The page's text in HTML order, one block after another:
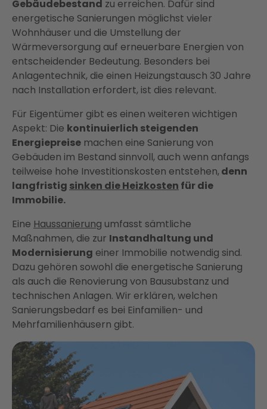
Gebäudebestand zu erreichen. Dafür sind
energetische Sanierungen möglichst vieler
Wohnhäuser und die Umstellung der
Wärmeversorgung auf erneuerbare Energien von
entscheidender Bedeutung. Besonders bei
Anlagentechnik, die einen Heizungstausch 30 Jahre
nach Installation erfordert, ist dies relevant.
Für Eigentümer gibt es einen weiteren wichtigen
Aspekt: Die kontinuierlich steigenden
Energiepreise machen eine Sanierung von
Gebäuden im Bestand sinnvoll, auch wenn anfangs
teilweise hohe Investitionskosten entstehen, denn
langfristig sinken die Heizkosten für die
Immobilie.
Eine Haussanierung umfasst sämtliche
Maßnahmen, die zur Instandhaltung und
Modernisierung einer Immobilie notwendig sind.
Dazu gehören sowohl die energetische Sanierung
als auch die Renovierung von Bausubstanz und
technischen Anlagen. Wir erklären, welchen
Sanierungsbedarf es bei Einfamilien- und
Mehrfamilienhäusern gibt.